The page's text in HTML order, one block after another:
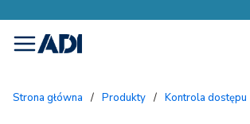
menu
Strona główna / Produkty / Kontrola dostępu